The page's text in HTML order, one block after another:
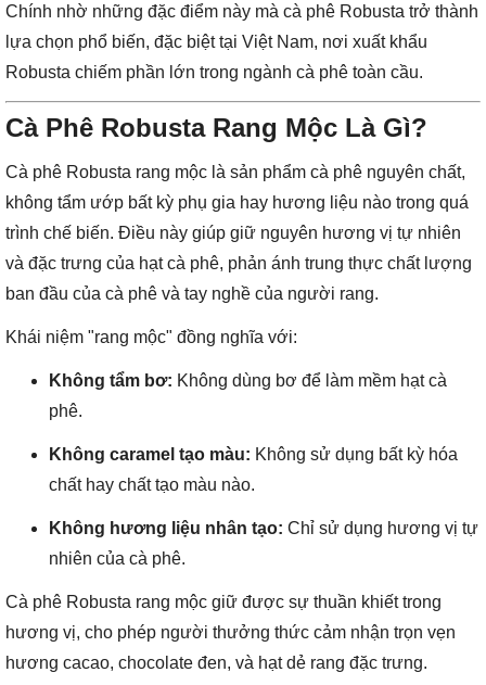
Chính nhờ những đặc điểm này mà cà phê Robusta trở thành
lựa chọn phổ biến, đặc biệt tại Việt Nam, nơi xuất khẩu
Robusta chiếm phần lớn trong ngành cà phê toàn cầu.
Cà Phê Robusta Rang Mộc Là Gì?
Cà phê Robusta rang mộc là sản phẩm cà phê nguyên chất,
không tẩm ướp bất kỳ phụ gia hay hương liệu nào trong quá
trình chế biến. Điều này giúp giữ nguyên hương vị tự nhiên
và đặc trưng của hạt cà phê, phản ánh trung thực chất lượng
ban đầu của cà phê và tay nghề của người rang.
Khái niệm "rang mộc" đồng nghĩa với:
Không tẩm bơ: Không dùng bơ để làm mềm hạt cà
phê.
Không caramel tạo màu: Không sử dụng bất kỳ hóa
chất hay chất tạo màu nào.
Không hương liệu nhân tạo: Chỉ sử dụng hương vị tự
nhiên của cà phê.
Cà phê Robusta rang mộc giữ được sự thuần khiết trong
hương vị, cho phép người thưởng thức cảm nhận trọn vẹn
hương cacao, chocolate đen, và hạt dẻ rang đặc trưng.